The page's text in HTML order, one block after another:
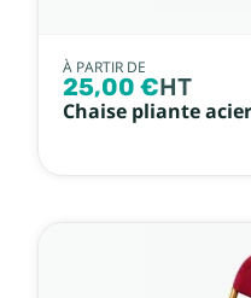
À PARTIR DE
25,00 €HT
Chaise pliante